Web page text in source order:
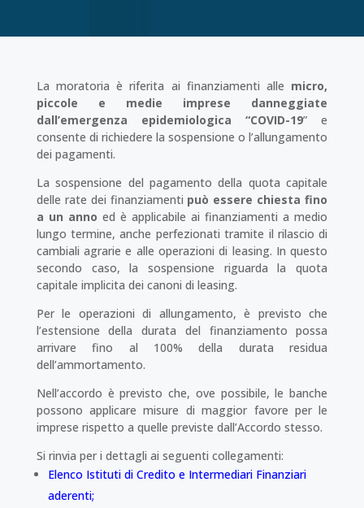
La moratoria è riferita ai finanziamenti alle micro,
piccole e medie imprese danneggiate
dall’emergenza epidemiologica “COVID-19” e
consente di richiedere la sospensione o l’allungamento
dei pagamenti.
La sospensione del pagamento della quota capitale
delle rate dei finanziamenti può essere chiesta fino
a un anno ed è applicabile ai finanziamenti a medio
lungo termine, anche perfezionati tramite il rilascio di
cambiali agrarie e alle operazioni di leasing. In questo
secondo caso, la sospensione riguarda la quota
capitale implicita dei canoni di leasing.
Per le operazioni di allungamento, è previsto che
l’estensione della durata del finanziamento possa
arrivare fino al 100% della durata residua
dell’ammortamento.
Nell’accordo è previsto che, ove possibile, le banche
possono applicare misure di maggior favore per le
imprese rispetto a quelle previste dall’Accordo stesso.
Si rinvia per i dettagli ai seguenti collegamenti:
Elenco Istituti di Credito e Intermediari Finanziari
aderenti;